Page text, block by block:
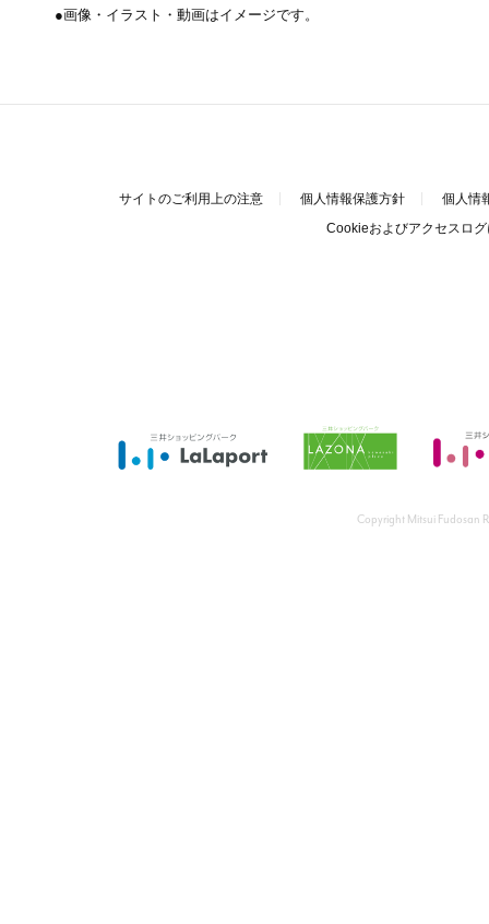
●画像・イラスト・動画はイメージです。
サイトのご利用上の注意 個人情報保護方針
個人情
Cookieおよびアクセスロ
Copyright Mitsui Fudosan